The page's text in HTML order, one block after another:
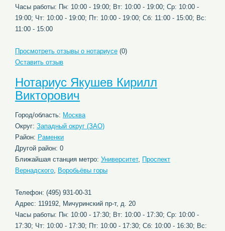
Часы работы: Пн: 10:00 - 19:00; Вт: 10:00 - 19:00; Ср: 10:00 -
19:00; Чт: 10:00 - 19:00; Пт: 10:00 - 19:00; Сб: 11:00 - 15:00; Вс:
11:00 - 15:00
Просмотреть отзывы о нотариусе (0)
Оставить отзыв
Нотариус Якушев Кирилл
Викторович
Город/область: Москва
Округ: Западный округ (ЗАО)
Район: Раменки
Другой район: 0
Ближайшая станция метро: Университет, Проспект
Вернадского, Воробьёвы горы
Телефон: (495) 931-00-31
Адрес: 119192, Мичуринский пр-т, д. 20
Часы работы: Пн: 10:00 - 17:30; Вт: 10:00 - 17:30; Ср: 10:00 -
17:30; Чт: 10:00 - 17:30; Пт: 10:00 - 17:30; Сб: 10:00 - 16:30; Вс: